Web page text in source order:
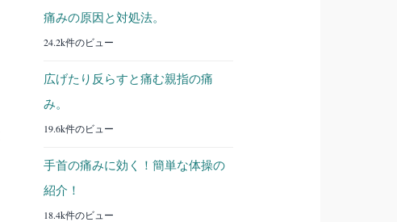
痛みの原因と対処法。
24.2k件のビュー
広げたり反らすと痛む親指の痛
み。
19.6k件のビュー
手首の痛みに効く！簡単な体操の
紹介！
18.4k件のビュー